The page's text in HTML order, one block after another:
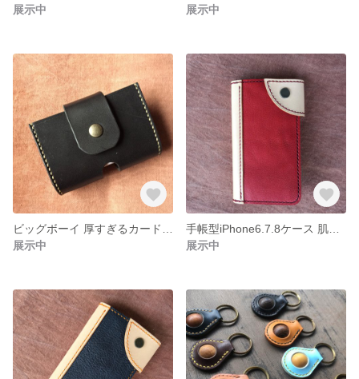
展示中
展示中
展示中
展示中